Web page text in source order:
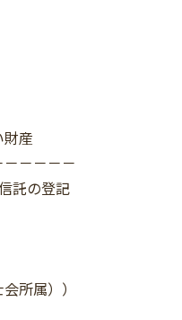
財産
－－－－
託の登記
所属））